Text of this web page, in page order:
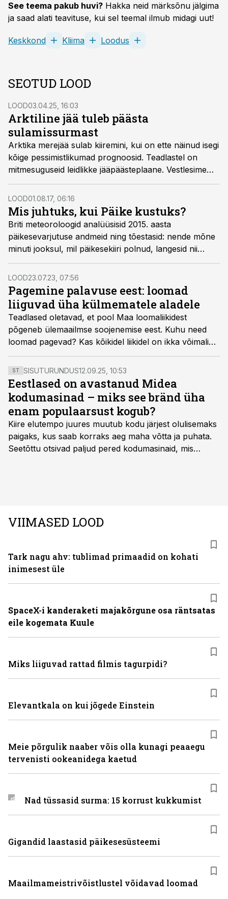
See teema pakub huvi? Hakka neid märksõnu jälgima
ja saad alati teavituse, kui sel teemal ilmub midagi uut!
Keskkond Kliima Loodus
SEOTUD LOOD
LOOD03.04.25, 16:03
Arktiline jää tuleb päästa
sulamissurmast
Arktika merejää sulab kiiremini, kui on ette näinud isegi
kõige pessimistlikumad prognoosid. Teadlastel on
mitmesuguseid leidlikke jääpäästeplaane. Vestlesime
professoriga, kelle ideed on nimetatud hullumeelseks,
ning küsisime, kuidas ta põhjendab oma kavatsuste
vettpidavust.
LOOD01.08.17, 06:16
Mis juhtuks, kui Päike kustuks?
Briti meteoroloogid analüüsisid 2015. aasta
päikesevarjutuse andmeid ning tõestasid: nende mõne
minuti jooksul, mil päikesekiiri polnud, langesid nii
temperatuur kui ka tuule kiirus. Mis aga juhtuks siis,
kui meie kodutäht kustuks terveks päevaks, nädalaks,
kuuks või isegi aastaks?
LOOD23.07.23, 07:56
Pagemine palavuse eest: loomad
liiguvad üha külmematele aladele
Teadlased oletavad, et pool Maa loomaliikidest
põgeneb ülemaailmse soojenemise eest. Kuhu need
loomad pagevad? Kas kõikidel liikidel on ikka võimalik
endale õigeks ajaks uus elupaik leida?
ST SISUTURUNDUS12.09.25, 10:53
Eestlased on avastanud Midea
kodumasinad – miks see bränd üha
enam populaarsust kogub?
Kiire elutempo juures muutub kodu järjest olulisemaks
paigaks, kus saab korraks aeg maha võtta ja puhata.
Seetõttu otsivad paljud pered kodumasinaid, mis
VIIMASED LOOD
Tark nagu ahv: tublimad primaadid on kohati
inimesest üle
SpaceX-i kanderaketi majakõrgune osa räntsatas
eile kogemata Kuule
Miks liiguvad rattad filmis tagurpidi?
Elevantkala on kui jõgede Einstein
Meie põrgulik naaber võis olla kunagi peaaegu
tervenisti ookeanidega kaetud
Nad tüssasid surma: 15 korrust kukkumist
Gigandid laastasid päikesesüsteemi
Maailmameistrivõistlustel võidavad loomad